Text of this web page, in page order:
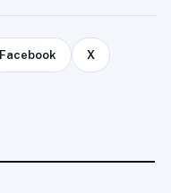
Facebook X